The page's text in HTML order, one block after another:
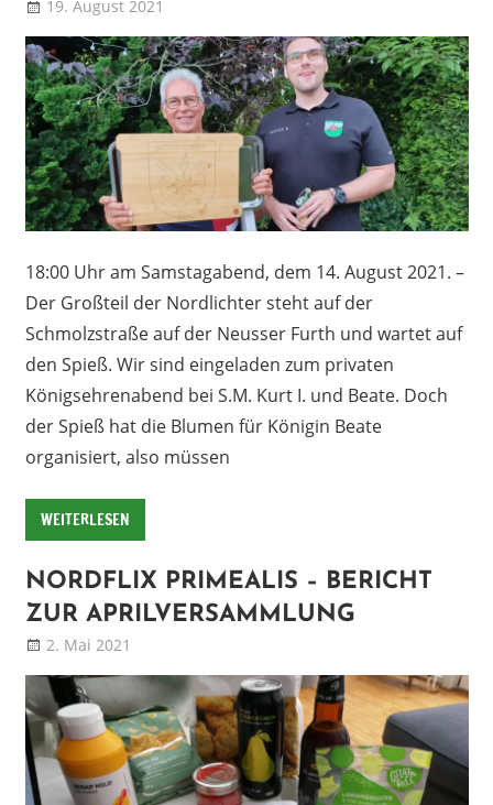
19. August 2021
18:00 Uhr am Samstagabend, dem 14. August 2021. –
Der Großteil der Nordlichter steht auf der
Schmolzstraße auf der Neusser Furth und wartet auf
den Spieß. Wir sind eingeladen zum privaten
Königsehrenabend bei S.M. Kurt I. und Beate. Doch
der Spieß hat die Blumen für Königin Beate
organisiert, also müssen
WEITERLESEN
NORDFLIX PRIMEALIS – BERICHT
ZUR APRILVERSAMMLUNG
2. Mai 2021